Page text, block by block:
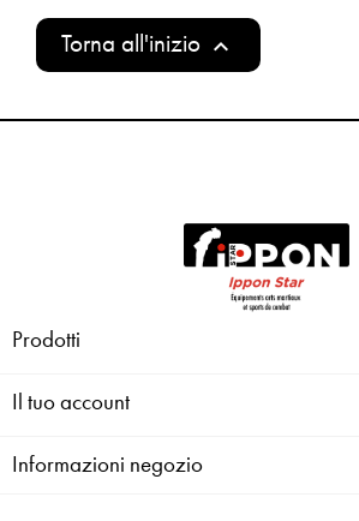
Torna all'inizio 
Prodotti
Il tuo account
Informazioni negozio